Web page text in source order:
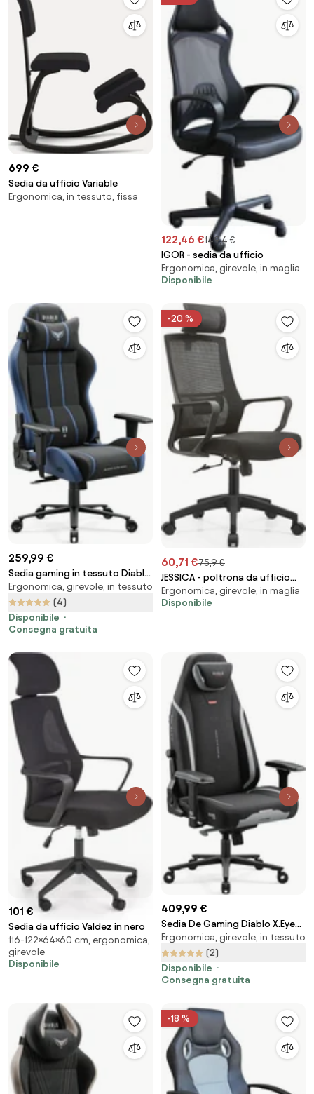
699 €
Sedia da ufficio Variable
Ergonomica, in tessuto, fissa
122,46 €149,4 €
IGOR - sedia da ufficio
Ergonomica, girevole, in maglia
Disponibile
259,99 €
Sedia gaming in tessuto Diablo
X-One 2.0, Normal Size, Night
Blue
Ergonomica, girevole, in tessuto
(4)
Disponibile
Consegna gratuita
-20 %
60,71 €75,9 €
JESSICA - poltrona da ufficio
con ruote
Ergonomica, girevole, in maglia
Disponibile
101 €
Sedia da ufficio Valdez in nero
116-122×64×60 cm, ergonomica,
girevole
Disponibile
409,99 €
Sedia De Gaming Diablo X.Eye
Prime, Normal Size, Burned Black
Ergonomica, girevole, in tessuto
(2)
Disponibile
Consegna gratuita
-18 %